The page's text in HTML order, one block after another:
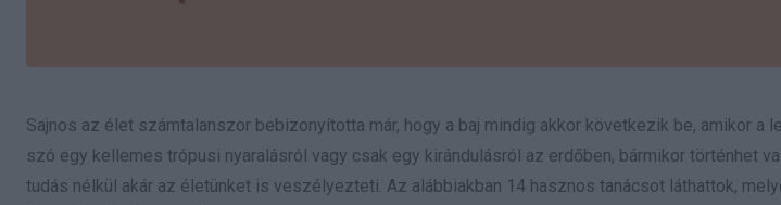
Sajnos az élet számtalanszor bebizonyította már, hogy a baj mindig akkor következik be, amikor a
szó egy kellemes trópusi nyaralásról vagy csak egy kirándulásról az erdőben, bármikor történhet
tudás nélkül akár az életünket is veszélyezteti. Az alábbiakban 14 hasznos tanácsot láthattok,